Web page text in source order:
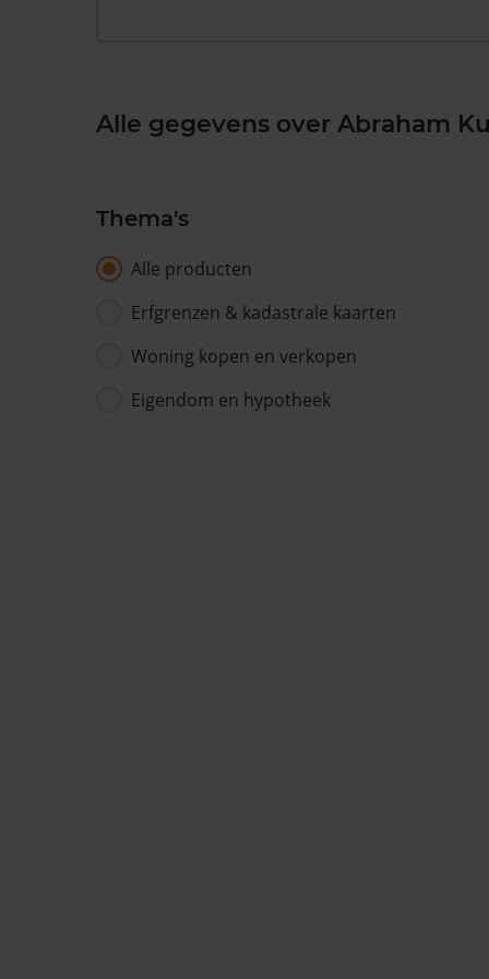
Alle gegevens over Abraham
Thema's
Alle producten
Erfgrenzen & kadastrale kaarten
Woning kopen en verkopen
Eigendom en hypotheek